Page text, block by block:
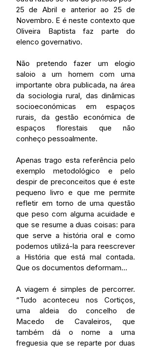
25 de Abril e anterior ao 25 de
Novembro. E é neste contexto que
Oliveira Baptista faz parte do
elenco governativo.
Não pretendo fazer um elogio
saloio a um homem com uma
importante obra publicada, na área
da sociologia rural, das dinâmicas
socioeconómicas em espaços
rurais, da gestão económica de
espaços florestais que não
conheço pessoalmente.
Apenas trago esta referência pelo
exemplo metodológico e pelo
despir de preconceitos que é este
pequeno livro e que me permite
refletir em torno de uma questão
que peso com alguma acuidade e
que se resume a duas coisas: para
que serve a história oral e como
podemos utilizá-la para reescrever
a História que está mal contada.
Que os documentos deformam…
A viagem é simples de percorrer.
“Tudo aconteceu nos Cortiços,
uma aldeia do concelho de
Macedo de Cavaleiros, que
também dá o nome a uma
freguesia que se reparte por duas